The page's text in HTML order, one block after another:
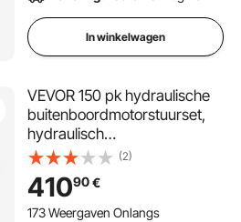
In winkelwagen
VEVOR 150 pk hydraulische
buitenboordmotorstuurset,
hydraulisch
bootstuursysteem met 342,9
mm stuurwiel, stuurpomp,
hydraulische cilinder en twee
7924,8 mm slangen voor
(2)
41090€
173 Weergaven Onlangs